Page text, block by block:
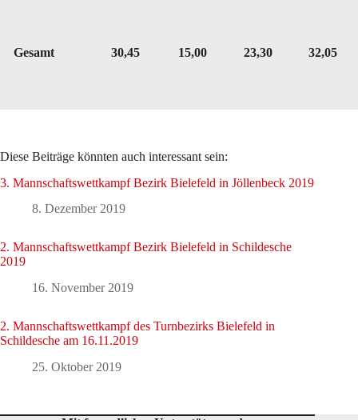
Gesamt 30,45 15,00 23,30 32,05
Diese Beiträge könnten auch interessant sein:
3. Mannschaftswettkampf Bezirk Bielefeld in Jöllenbeck 2019
8. Dezember 2019
2. Mannschaftswettkampf Bezirk Bielefeld in Schildesche
2019
16. November 2019
2. Mannschaftswettkampf des Turnbezirks Bielefeld in
Schildesche am 16.11.2019
25. Oktober 2019